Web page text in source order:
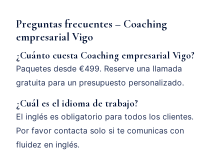
Preguntas frecuentes – Coaching
empresarial Vigo
¿Cuánto cuesta Coaching empresarial Vigo?
Paquetes desde €499. Reserve una llamada
gratuita para un presupuesto personalizado.
¿Cuál es el idioma de trabajo?
El inglés es obligatorio para todos los clientes.
Por favor contacta solo si te comunicas con
fluidez en inglés.